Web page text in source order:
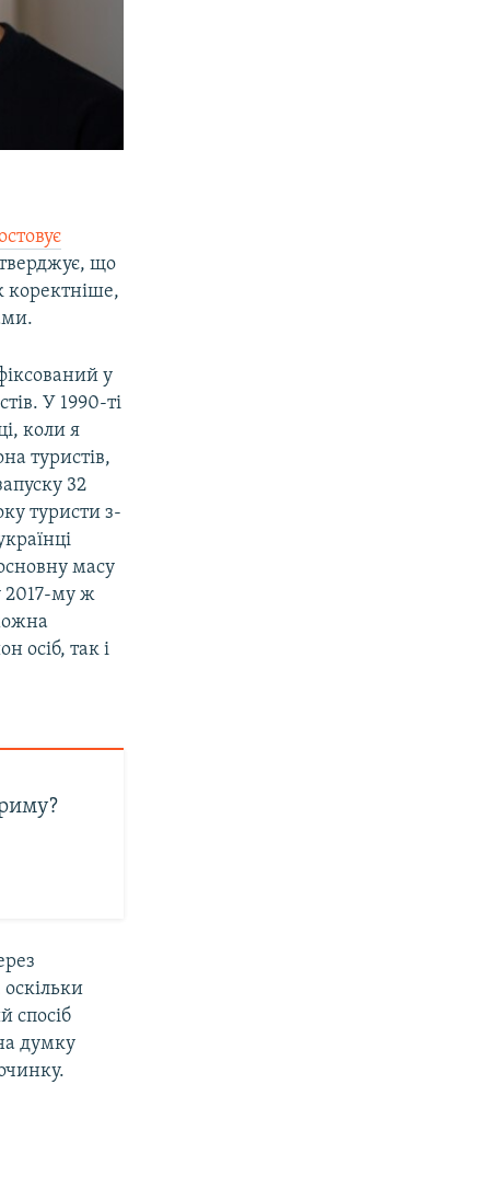
що
коректніше,
у
У 1990-ті
коли я
туристів,
32
туристи з-
масу
2017-му ж
осіб, так і
спосіб
думку